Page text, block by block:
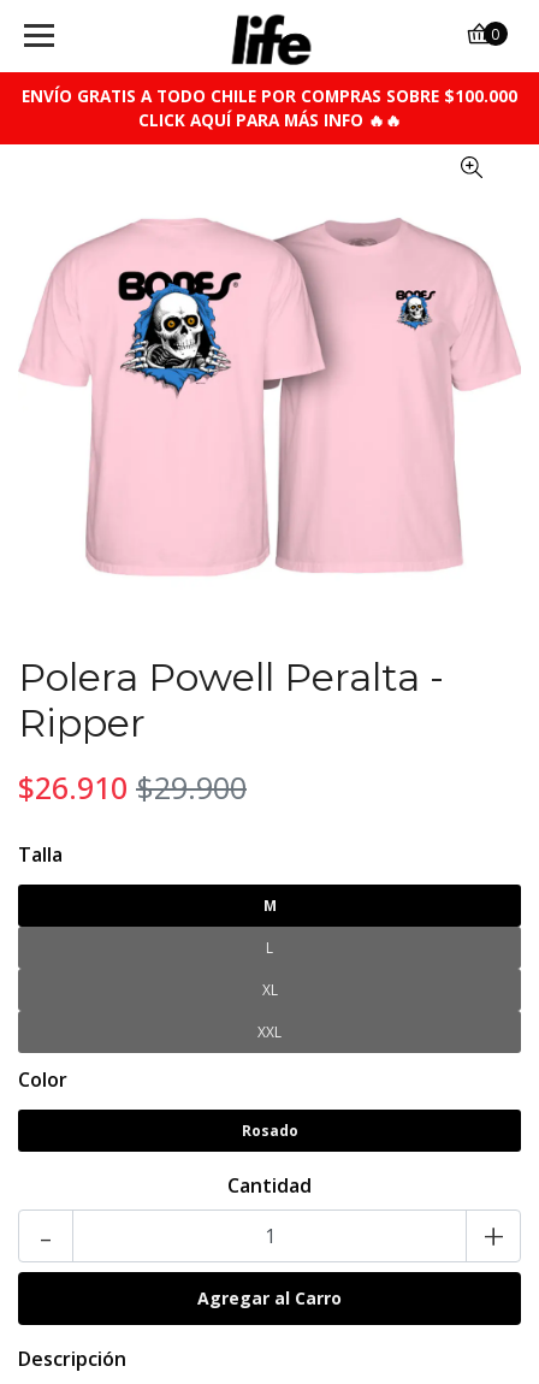
ENVÍO GRATIS A TODO CHILE POR COMPRAS SOBRE $100.000
CLICK AQUÍ PARA MÁS INFO 🔥🔥
0
Polera Powell Peralta -
Ripper
$26.910 $29.900
Talla
M
L
XL
XXL
Color
Rosado
Cantidad
- +
Descripción